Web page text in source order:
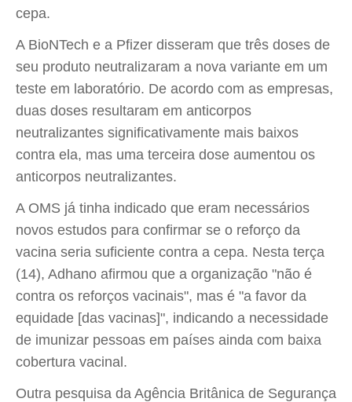
cepa.
A BioNTech e a Pfizer disseram que três doses de
seu produto neutralizaram a nova variante em um
teste em laboratório. De acordo com as empresas,
duas doses resultaram em anticorpos
neutralizantes significativamente mais baixos
contra ela, mas uma terceira dose aumentou os
anticorpos neutralizantes.
A OMS já tinha indicado que eram necessários
novos estudos para confirmar se o reforço da
vacina seria suficiente contra a cepa. Nesta terça
(14), Adhano afirmou que a organização "não é
contra os reforços vacinais", mas é "a favor da
equidade [das vacinas]", indicando a necessidade
de imunizar pessoas em países ainda com baixa
cobertura vacinal.
Outra pesquisa da Agência Britânica de Segurança